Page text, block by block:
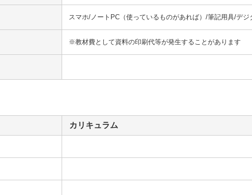
スマホ/ノートPC（使っているものがあれば）/筆記用具/デ
※教材費として資料の印刷代等が発生することがあります
カリキュラム